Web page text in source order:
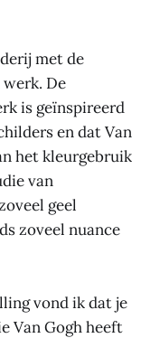
met de
De
is geïnspireerd
en dat Van
het kleurgebruik
van
geel
zoveel nuance
vond ik dat je
Van Gogh heeft